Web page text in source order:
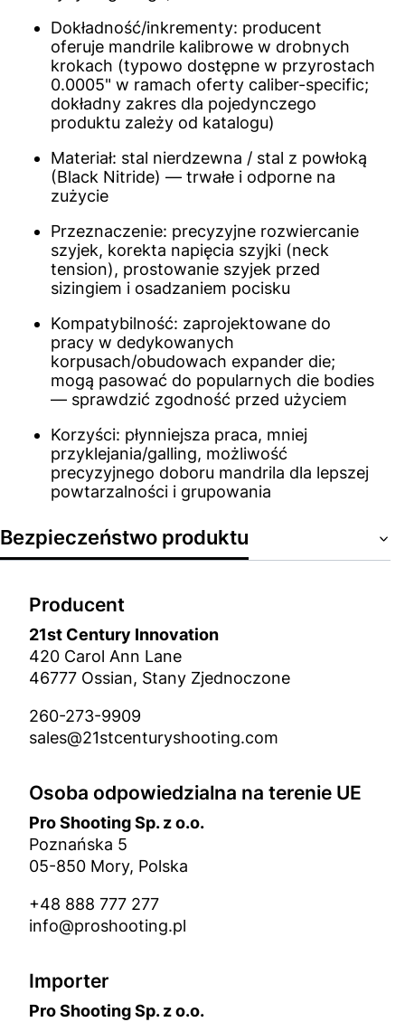
Dokładność/inkrementy: producent
oferuje mandrile kalibrowe w drobnych
krokach (typowo dostępne w przyrostach
0.0005" w ramach oferty caliber-specific;
dokładny zakres dla pojedynczego
produktu zależy od katalogu)
Materiał: stal nierdzewna / stal z powłoką
(Black Nitride) — trwałe i odporne na
zużycie
Przeznaczenie: precyzyjne rozwiercanie
szyjek, korekta napięcia szyjki (neck
tension), prostowanie szyjek przed
sizingiem i osadzaniem pocisku
Kompatybilność: zaprojektowane do
pracy w dedykowanych
korpusach/obudowach expander die;
mogą pasować do popularnych die bodies
— sprawdzić zgodność przed użyciem
Korzyści: płynniejsza praca, mniej
przyklejania/galling, możliwość
precyzyjnego doboru mandrila dla lepszej
powtarzalności i grupowania
Bezpieczeństwo produktu
Producent
21st Century Innovation
420 Carol Ann Lane
46777 Ossian, Stany Zjednoczone
260-273-9909
sales@21stcenturyshooting.com
Osoba odpowiedzialna na terenie UE
Pro Shooting Sp. z o.o.
Poznańska 5
05-850 Mory, Polska
+48 888 777 277
info@proshooting.pl
Importer
Pro Shooting Sp. z o.o.